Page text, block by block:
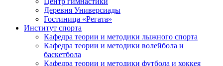
Деревня Универсиады
Гостиница «Регата»
Институт спорта
Кафедра теории и методики лыжного спорта
Кафедра теории и методики волейбола и
баскетбола
Кафедра теории и методики футбола и хоккея